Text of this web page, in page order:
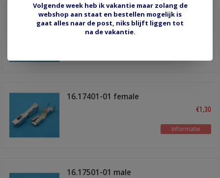
MIC5 stekkerset 5
polig
16.17401-01 female
€1,30
Informatie
16.17501-01 male
Volgende week heb ik vakantie maar zolang de
webshop aan staat en bestellen mogelijk is
gaat alles naar de post, niks blijft liggen tot
na de vakantie.